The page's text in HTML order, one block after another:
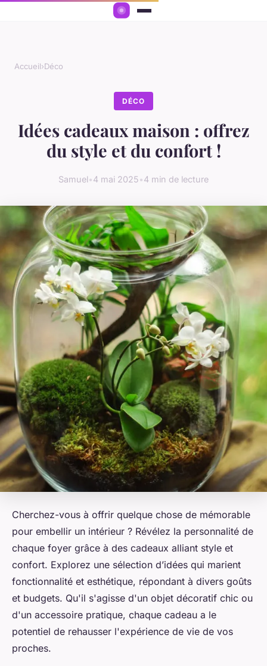
Accueil›Déco
DÉCO
Idées cadeaux maison : offrez
du style et du confort !
Samuel•4 mai 2025•4 min de lecture
Cherchez-vous à offrir quelque chose de mémorable
pour embellir un intérieur ? Révélez la personnalité de
chaque foyer grâce à des cadeaux alliant style et
confort. Explorez une sélection d’idées qui marient
fonctionnalité et esthétique, répondant à divers goûts
et budgets. Qu'il s'agisse d'un objet décoratif chic ou
d'un accessoire pratique, chaque cadeau a le
potentiel de rehausser l'expérience de vie de vos
proches.